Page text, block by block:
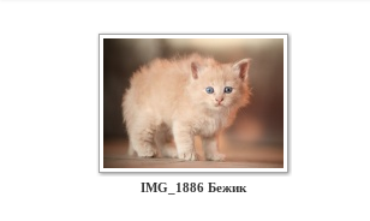
IMG_1886 Бежик